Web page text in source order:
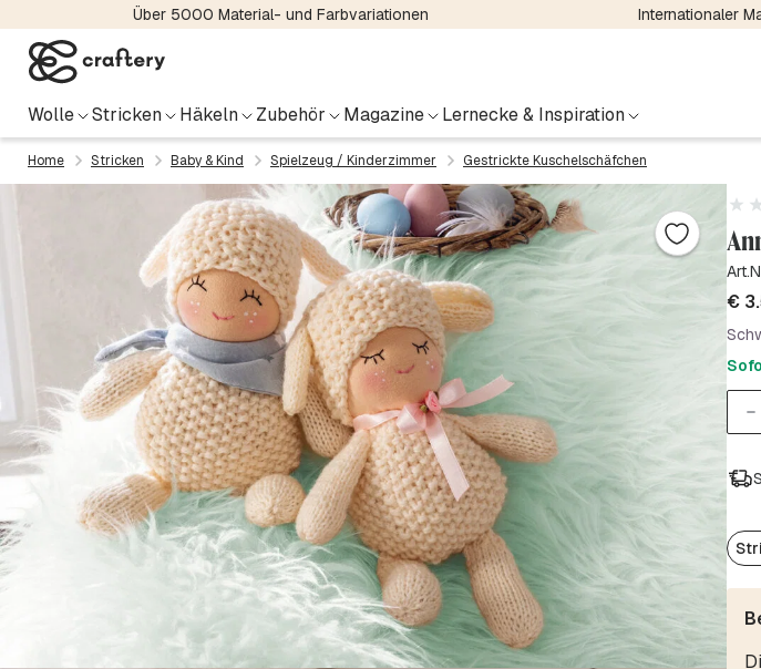
Über 5000 Material- und Farbvariationen Internationaler
Wolle Stricken Häkeln Zubehör Magazine Lernecke & Inspiration
Home Stricken Baby & Kind Spielzeug / Kinderzimmer Gestrickte Kuschelschäfchen
€